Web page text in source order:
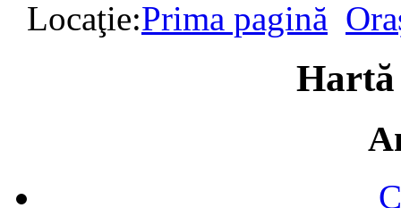
Locaţie:Prima pagină
Hartă